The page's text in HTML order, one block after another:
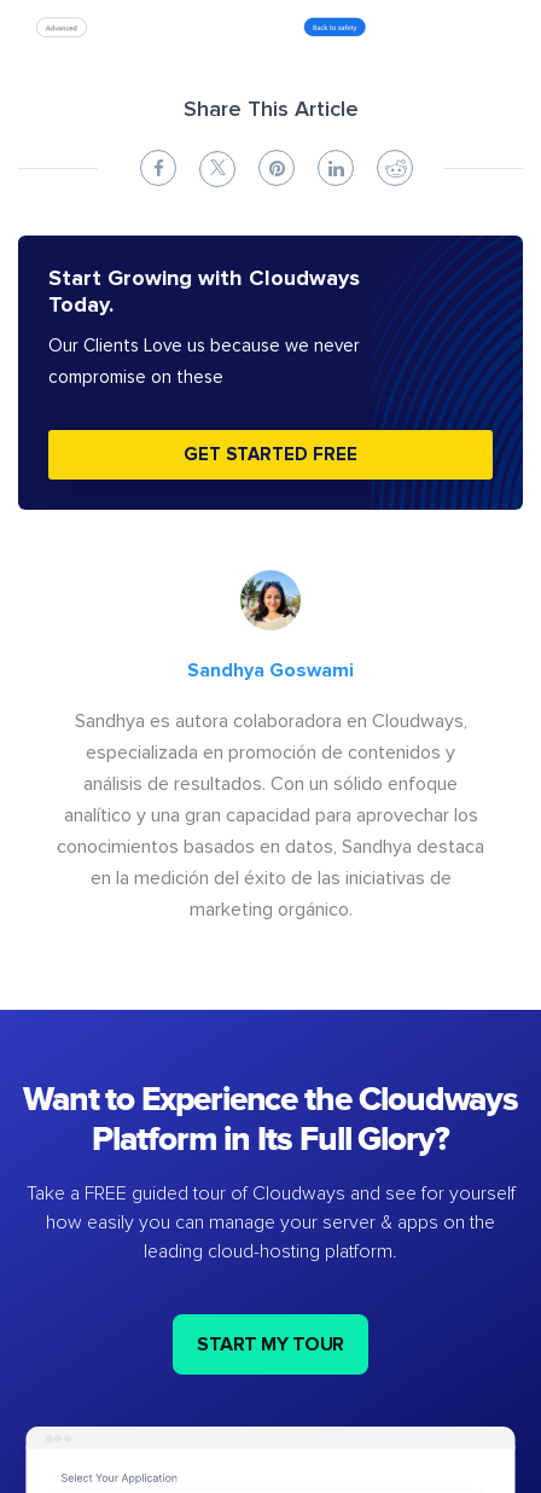
Share This Article
Start Growing with Cloudways
Today.
Our Clients Love us because we never
compromise on these
GET STARTED FREE
Sandhya Goswami
Sandhya es autora colaboradora en Cloudways,
especializada en promoción de contenidos y
análisis de resultados. Con un sólido enfoque
analítico y una gran capacidad para aprovechar los
conocimientos basados en datos, Sandhya destaca
en la medición del éxito de las iniciativas de
marketing orgánico.
Want to Experience the Cloudways
Platform in Its Full Glory?
Take a FREE guided tour of Cloudways and see for yourself
how easily you can manage your server & apps on the
leading cloud-hosting platform.
START MY TOUR